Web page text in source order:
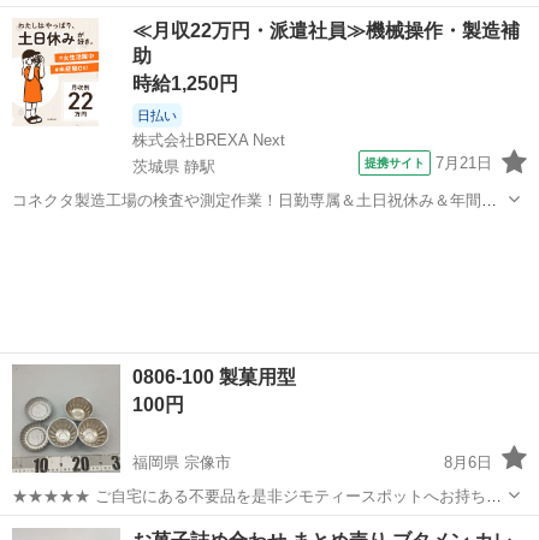
無いので必要な方に😊
大阪 池田市 池田駅 生活雑貨 製菓
≪月収22万円・派遣社員≫機械操作・製造補
助
時給1,250円
日払い
株式会社BREXA Next
茨城県 静駅
提携サイト 7月21日
コネクタ製造工場の検査や測定作業！日勤専属＆土日祝休み＆年間休
0806-100 製菓用型
100円
福岡県 宗像市
8月6日
★★★★★ ご自宅にある不要品を是非ジモティースポットへお持ち込
みしませんか？ 家電、趣味・スポーツ・レジャー用品、こども用品、
福岡 宗像市 調理器具 製菓